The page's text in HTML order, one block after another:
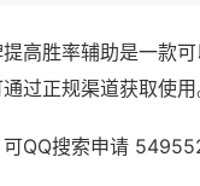
高胜率辅助是一款
过正规渠道获取使用
QQ搜索申请